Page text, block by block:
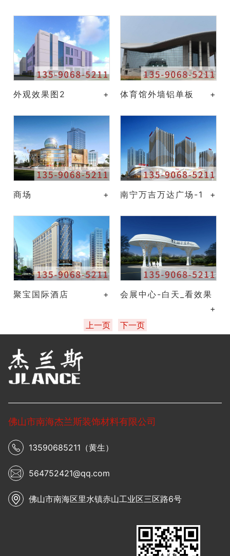
外观效果图2 + 体育馆外墙铝单板 +
商场 + 南宁万吉万达广场-1 +
聚宝国际酒店 +
会展中心-白天_看效果
+
上一页
下一页
佛山市南海杰兰斯装饰材料有限公司
13590685211（黄生）
564752421@qq.com
佛山市南海区里水镇赤山工业区三区路6号